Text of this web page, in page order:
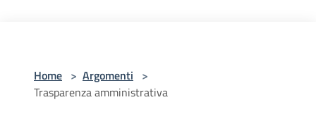
Home > Argomenti >
Trasparenza amministrativa